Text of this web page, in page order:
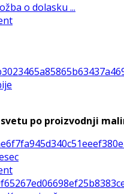
o dolasku ...
po proizvodnji